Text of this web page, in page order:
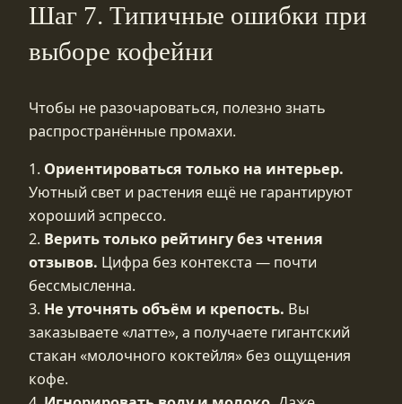
Шаг 7. Типичные ошибки при
выборе кофейни
Чтобы не разочароваться, полезно знать
распространённые промахи.
1. Ориентироваться только на интерьер.
Уютный свет и растения ещё не гарантируют
хороший эспрессо.
2. Верить только рейтингу без чтения
отзывов. Цифра без контекста — почти
бессмысленна.
3. Не уточнять объём и крепость. Вы
заказываете «латте», а получаете гигантский
стакан «молочного коктейля» без ощущения
кофе.